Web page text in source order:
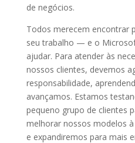
de negócios.
Todos merecem encontrar
seu trabalho — e o
ajudar. Para atender às
nossos clientes, devemos
responsabilidade,
avançamos. Estamos
pequeno grupo de clientes
melhorar nossos modelos
e expandiremos para mais